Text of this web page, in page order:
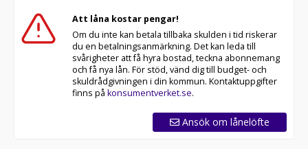
Att låna kostar pengar!
Om du inte kan betala tillbaka skulden i tid riskerar
du en betalningsanmärkning. Det kan leda till
svårigheter att få hyra bostad, teckna abonnemang
och få nya lån. För stöd, vänd dig till budget- och
skuldrådgivningen i din kommun. Kontaktuppgifter
finns på konsumentverket.se.
Ansök om lånelöfte